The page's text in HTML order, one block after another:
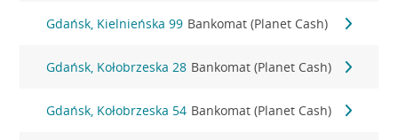
Gdańsk, Kielnieńska 99 Bankomat (Planet Cash)
Gdańsk, Kołobrzeska 28 Bankomat (Planet Cash)
Gdańsk, Kołobrzeska 54 Bankomat (Planet Cash)